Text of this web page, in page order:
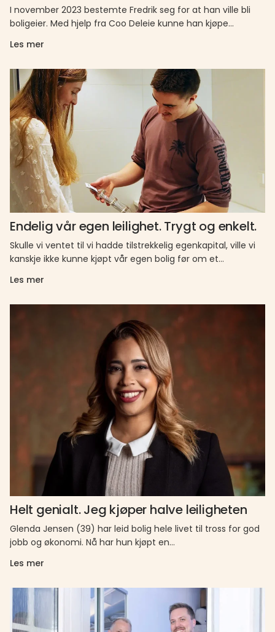
I november 2023 bestemte Fredrik seg for at han ville bli
boligeier. Med hjelp fra Coo Deleie kunne han kjøpe…
Les mer
Endelig vår egen leilighet. Trygt og enkelt.
Skulle vi ventet til vi hadde tilstrekkelig egenkapital, ville vi
kanskje ikke kunne kjøpt vår egen bolig før om et…
Les mer
Helt genialt. Jeg kjøper halve leiligheten
Glenda Jensen (39) har leid bolig hele livet til tross for god
jobb og økonomi. Nå har hun kjøpt en…
Les mer